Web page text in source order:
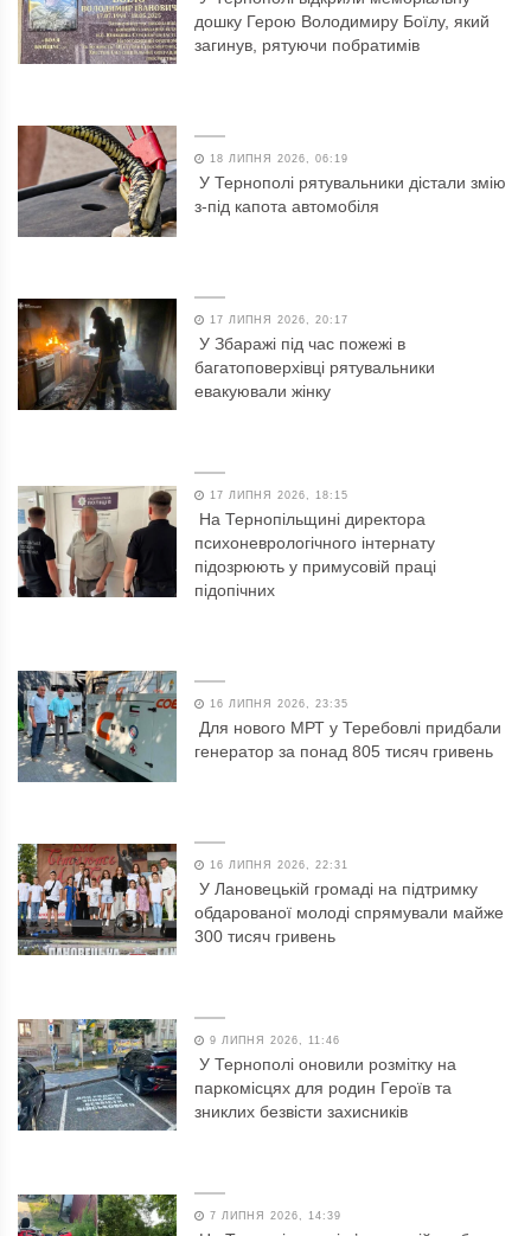
дошку Герою Володимиру Боїлу, який
загинув, рятуючи побратимів
18 ЛИПНЯ 2026, 06:19
У Тернополі рятувальники дістали змію
з-під капота автомобіля
17 ЛИПНЯ 2026, 20:17
У Збаражі під час пожежі в
багатоповерхівці рятувальники
евакуювали жінку
17 ЛИПНЯ 2026, 18:15
На Тернопільщині директора
психоневрологічного інтернату
підозрюють у примусовій праці
підопічних
16 ЛИПНЯ 2026, 23:35
Для нового МРТ у Теребовлі придбали
генератор за понад 805 тисяч гривень
16 ЛИПНЯ 2026, 22:31
У Лановецькій громаді на підтримку
обдарованої молоді спрямували майже
300 тисяч гривень
9 ЛИПНЯ 2026, 11:46
У Тернополі оновили розмітку на
паркомісцях для родин Героїв та
зниклих безвісти захисників
7 ЛИПНЯ 2026, 14:39